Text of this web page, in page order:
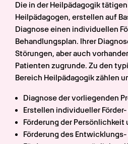
Die in der Heilpädagogik
Heilpädagogen, erstellen auf
Diagnose einen individuellen
Behandlungsplan. Ihrer
Störungen, aber auch
Patienten zugrunde. Zu den
Bereich Heilpädagogik zählen
Diagnose der vorliegenden
Erstellen individueller
Förderung der Persönlichkeit
Förderung des